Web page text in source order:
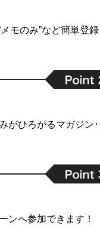
モのみ”など簡単登録
がひろがるマガジ
ンへ参加できます！